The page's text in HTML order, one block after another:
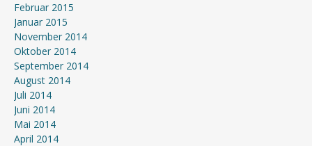
Februar 2015
Januar 2015
November 2014
Oktober 2014
September 2014
August 2014
Juli 2014
Juni 2014
Mai 2014
April 2014